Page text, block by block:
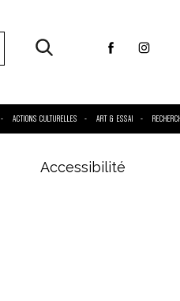
ACTIONS CULTURELLES ART & ESSAI
Accessibilité